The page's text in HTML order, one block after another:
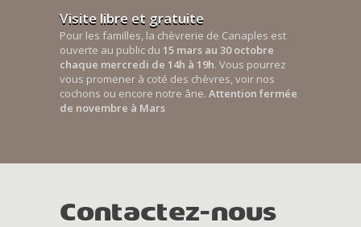
Visite libre et gratuite
Pour les familles, la chèvrerie de Canaples est
ouverte au public du 15 mars au 30 octobre
chaque mercredi de 14h à 19h. Vous pourrez
vous promener à coté des chèvres, voir nos
cochons ou encore notre âne. Attention fermée
de novembre à Mars
Contactez-nous